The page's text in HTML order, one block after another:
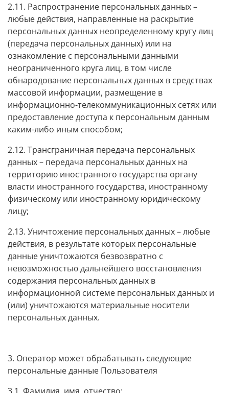
2.11. Распространение персональных данных –
любые действия, направленные на раскрытие
персональных данных неопределенному кругу лиц
(передача персональных данных) или на
ознакомление с персональными данными
неограниченного круга лиц, в том числе
обнародование персональных данных в средствах
массовой информации, размещение в
информационно-телекоммуникационных сетях или
предоставление доступа к персональным данным
каким-либо иным способом;
2.12. Трансграничная передача персональных
данных – передача персональных данных на
территорию иностранного государства органу
власти иностранного государства, иностранному
физическому или иностранному юридическому
лицу;
2.13. Уничтожение персональных данных – любые
действия, в результате которых персональные
данные уничтожаются безвозвратно с
невозможностью дальнейшего восстановления
содержания персональных данных в
информационной системе персональных данных и
(или) уничтожаются материальные носители
персональных данных.
3. Оператор может обрабатывать следующие
персональные данные Пользователя